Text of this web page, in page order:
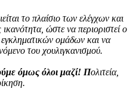
το πλαίσιο των ελέγχων και
ώστε να περιοριστεί ο
ομάδων και να
του χουλιγκανισμού.
όμως όλοι μαζί! Πολιτεία,